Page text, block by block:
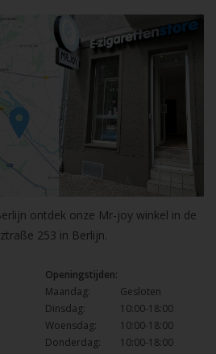
ontdek onze Mr-joy winkel in de
253 in Berlijn.
Openingstijden:
Maandag:
Gesloten
Dinsdag:
10:00-18:00
Woensdag:
10:00-18:00
Donderdag:
10:00-18:00